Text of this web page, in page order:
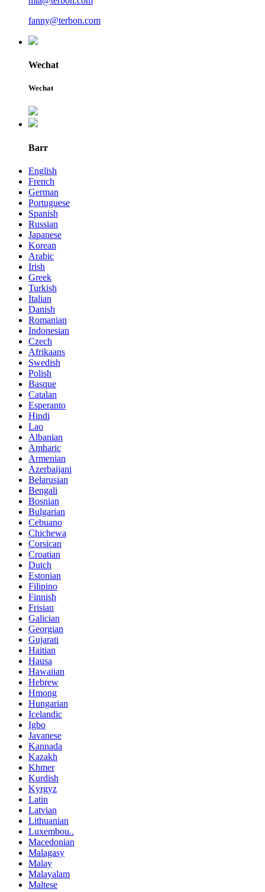
fanny@terbon.com
Wechat
Wechat
Barr
English
French
German
Portuguese
Spanish
Russian
Japanese
Korean
Arabic
Irish
Greek
Turkish
Italian
Danish
Romanian
Indonesian
Czech
Afrikaans
Swedish
Polish
Basque
Catalan
Esperanto
Hindi
Lao
Albanian
Amharic
Armenian
Azerbaijani
Belarusian
Bengali
Bosnian
Bulgarian
Cebuano
Chichewa
Corsican
Croatian
Dutch
Estonian
Filipino
Finnish
Frisian
Galician
Georgian
Gujarati
Haitian
Hausa
Hawaiian
Hebrew
Hmong
Hungarian
Icelandic
Igbo
Javanese
Kannada
Kazakh
Khmer
Kurdish
Kyrgyz
Latin
Latvian
Lithuanian
Luxembou..
Macedonian
Malagasy
Malay
Malayalam
Maltese